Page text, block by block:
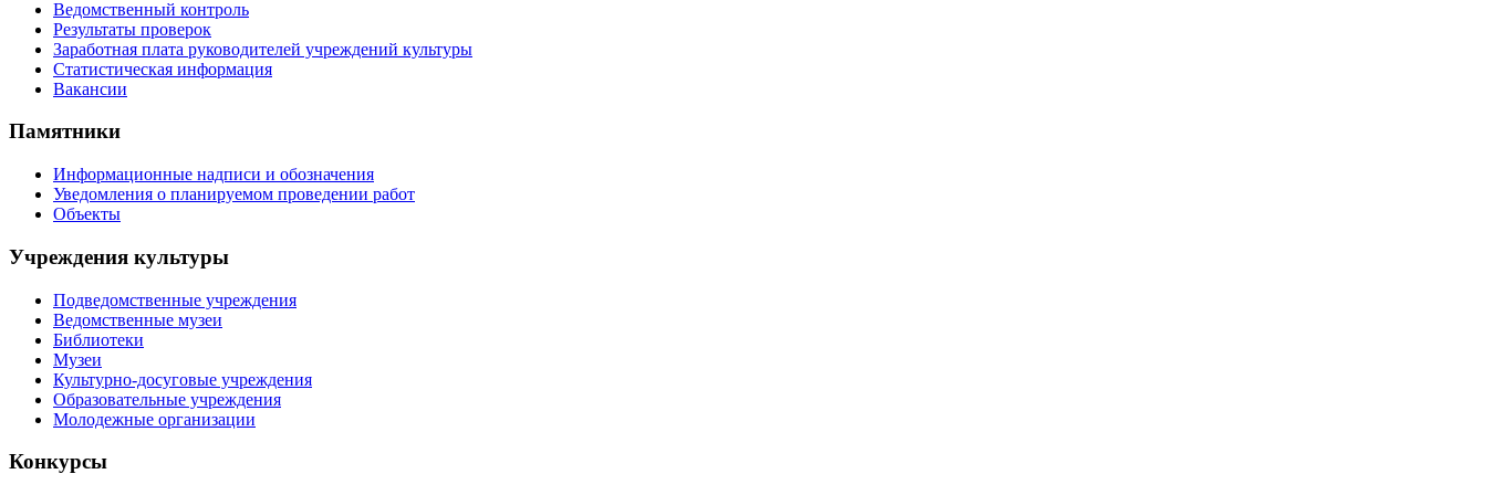
Ведомственный контроль
Результаты проверок
Заработная плата руководителей учреждений культуры
Статистическая информация
Вакансии
Памятники
Информационные надписи и обозначения
Уведомления о планируемом проведении работ
Объекты
Учреждения культуры
Подведомственные учреждения
Ведомственные музеи
Библиотеки
Музеи
Культурно-досуговые учреждения
Образовательные учреждения
Молодежные организации
Конкурсы